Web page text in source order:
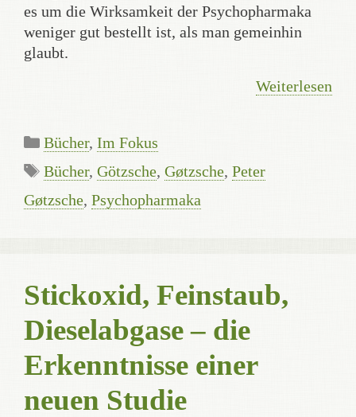
es um die Wirksamkeit der Psychopharmaka
weniger gut bestellt ist, als man gemeinhin
glaubt.
Weiterlesen
Kategorien
Bücher, Im Fokus
Schlagwörter
Bücher, Götzsche, Gøtzsche, Peter
Gøtzsche, Psychopharmaka
Stickoxid, Feinstaub,
Dieselabgase – die
Erkenntnisse einer
neuen Studie